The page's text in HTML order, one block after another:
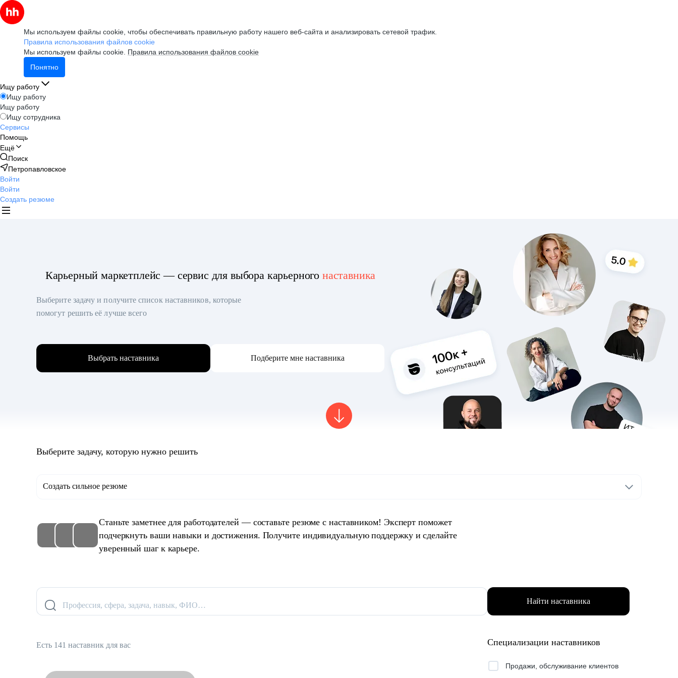
Мы используем файлы cookie, чтобы обеспечивать правильную работу нашего веб-сайта и анализировать сетевой трафик.
Правила использования файлов cookie
Мы используем файлы cookie. Правила использования файлов cookie
Понятно
Ищу работу
Ищу работу
Ищу работу
Ищу сотрудника
Сервисы
Помощь
Ещё
Поиск
Петропавловское
Войти
Войти
Создать резюме
Карьерный маркетплейс — сервис для выбора карьерного наставника
Выберите задачу и получите список наставников, которые
помогут решить её лучше всего
Выбрать наставника Подберите мне наставника
Выберите задачу, которую нужно решить
Создать сильное резюме
Станьте заметнее для работодателей — составьте резюме с наставником! Эксперт поможет
подчеркнуть ваши навыки и достижения. Получите индивидуальную поддержку и сделайте
уверенный шаг к карьере.
Профессия, сфера, задача, навык, ФИО… Найти наставника
Есть 141 наставник для вас Специализации наставников
Продажи, обслуживание клиентов